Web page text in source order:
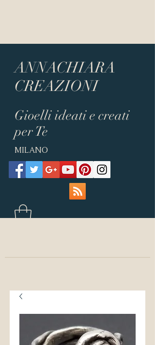
ANNACHIARA
CREAZIONI
Gioelli ideati e creati
per Te
MILANO